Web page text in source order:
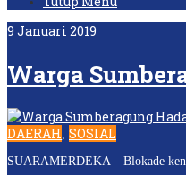
9 Januari 2019
Warga
DAERAH, SOSIAL
SUARAMERDEKA – Blokade